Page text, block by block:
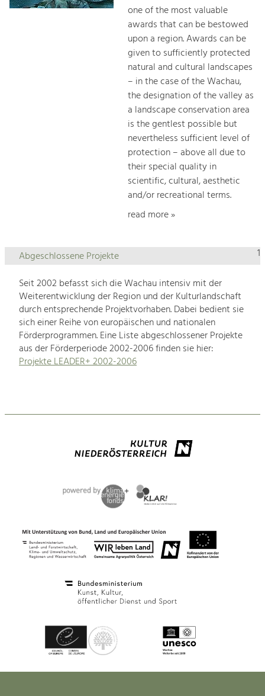
one of the most valuable
awards that can be bestowed
upon a region. Awards can be
given to sufficiently protected
natural and cultural landscapes
– in the case of the Wachau,
the designation of the valley as
a landscape conservation area
is the gentlest possible but
nevertheless sufficient level of
protection – above all due to
their special quality in
scientific, cultural, aesthetic
and/or recreational terms.
read more »
1
Abgeschlossene Projekte
Seit 2002 befasst sich die Wachau intensiv mit der
Weiterentwicklung der Region und der Kulturlandschaft
durch entsprechende Projektvorhaben. Dabei bedient sie
sich einer Reihe von europäischen und nationalen
Förderprogrammen. Eine Liste abgeschlossener Projekte
aus der Förderperiode 2002-2006 finden sie hier:
Projekte LEADER+ 2002-2006